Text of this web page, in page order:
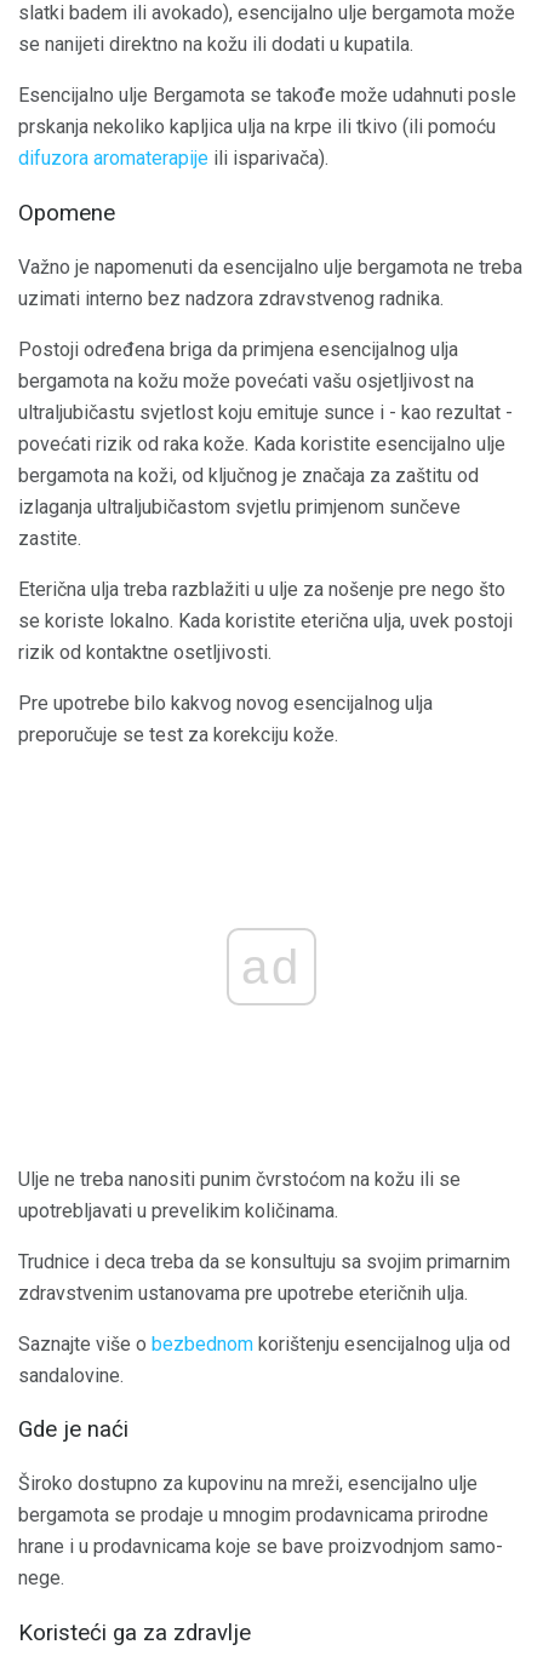
slatki badem ili avokado), esencijalno ulje bergamota može
se nanijeti direktno na kožu ili dodati u kupatila.
Esencijalno ulje Bergamota se takođe može udahnuti posle
prskanja nekoliko kapljica ulja na krpe ili tkivo (ili pomoću
difuzora aromaterapije ili isparivača).
Opomene
Važno je napomenuti da esencijalno ulje bergamota ne treba
uzimati interno bez nadzora zdravstvenog radnika.
Postoji određena briga da primjena esencijalnog ulja
bergamota na kožu može povećati vašu osjetljivost na
ultraljubičastu svjetlost koju emituje sunce i - kao rezultat -
povećati rizik od raka kože. Kada koristite esencijalno ulje
bergamota na koži, od ključnog je značaja za zaštitu od
izlaganja ultraljubičastom svjetlu primjenom sunčeve
zastite.
Eterična ulja treba razblažiti u ulje za nošenje pre nego što
se koriste lokalno. Kada koristite eterična ulja, uvek postoji
rizik od kontaktne osetljivosti.
Pre upotrebe bilo kakvog novog esencijalnog ulja
preporučuje se test za korekciju kože.
ad
Ulje ne treba nanositi punim čvrstoćom na kožu ili se
upotrebljavati u prevelikim količinama.
Trudnice i deca treba da se konsultuju sa svojim primarnim
zdravstvenim ustanovama pre upotrebe eteričnih ulja.
Saznajte više o bezbednom korištenju esencijalnog ulja od
sandalovine.
Gde je naći
Široko dostupno za kupovinu na mreži, esencijalno ulje
bergamota se prodaje u mnogim prodavnicama prirodne
hrane i u prodavnicama koje se bave proizvodnjom samo-
nege.
Koristeći ga za zdravlje